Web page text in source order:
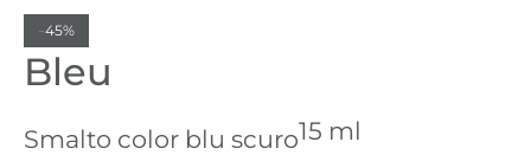
-45%
Bleu
Smalto color blu scuro15 ml